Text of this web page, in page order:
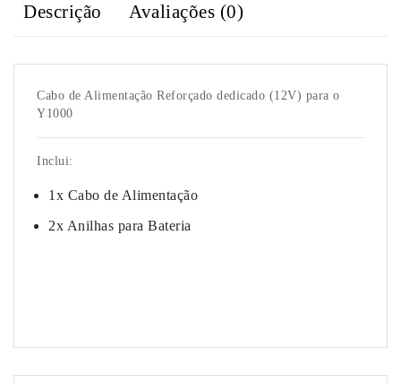
Descrição Avaliações (0)
Cabo de Alimentação Reforçado dedicado (12V) para o
Y1000
Inclui:
1x Cabo de Alimentação
2x Anilhas para Bateria